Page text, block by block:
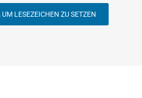
LESEZEICHEN ZU SETZEN